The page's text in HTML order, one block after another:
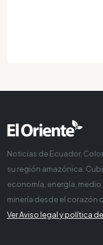
Noticias de Ecuador,
su región amazónica.
economía, energía,
minería desde el corazón
Ver Aviso legal y política